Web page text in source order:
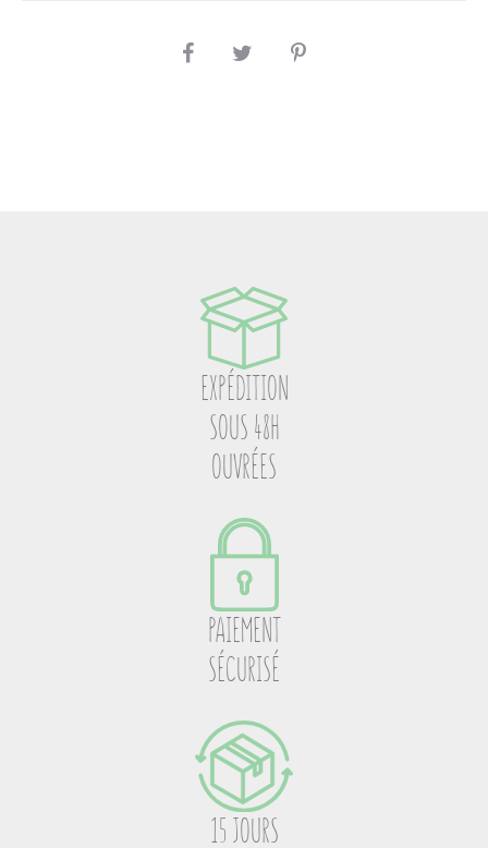
PARTAGEZ
EXPÉDITION
SOUS 48H
OUVRÉES
PAIEMENT
SÉCURISÉ
15 JOURS